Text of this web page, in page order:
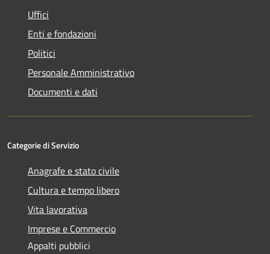
Uffici
Enti e fondazioni
Politici
Personale Amministrativo
Documenti e dati
Categorie di Servizio
Anagrafe e stato civile
Cultura e tempo libero
Vita lavorativa
Imprese e Commercio
Appalti pubblici